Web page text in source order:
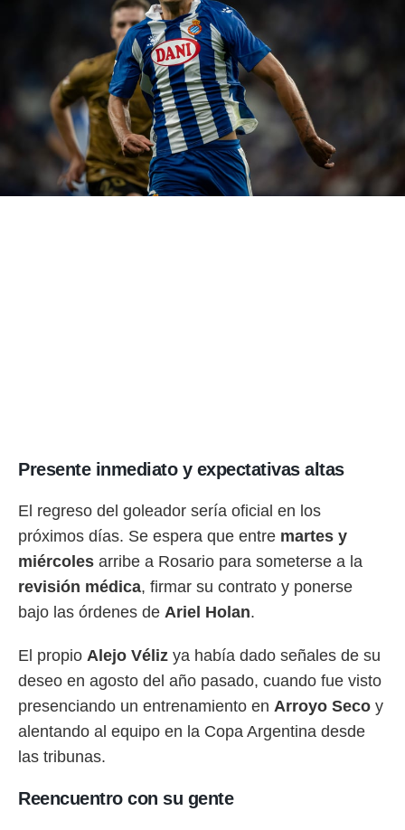
Presente inmediato y expectativas altas
El regreso del goleador sería oficial en los
próximos días. Se espera que entre martes y
miércoles arribe a Rosario para someterse a la
revisión médica, firmar su contrato y ponerse
bajo las órdenes de Ariel Holan.
El propio Alejo Véliz ya había dado señales de su
deseo en agosto del año pasado, cuando fue visto
presenciando un entrenamiento en Arroyo Seco y
alentando al equipo en la Copa Argentina desde
las tribunas.
Reencuentro con su gente